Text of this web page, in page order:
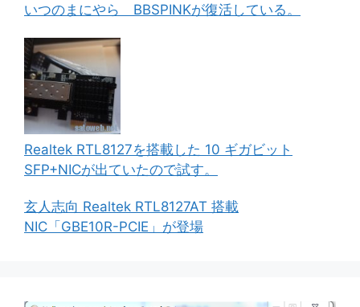
いつのまにやら BBSPINKが復活している。
Realtek RTL8127を搭載した 10 ギガビット
SFP+NICが出ていたので試す。
玄人志向 Realtek RTL8127AT 搭載
NIC「GBE10R-PCIE」が登場